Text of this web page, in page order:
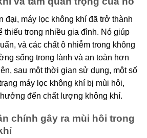
đại, máy lọc không khí đã trở thành
thiếu trong nhiều gia đình. Nó giúp
và các chất ô nhiễm trong không
sống trong lành và an toàn hơn
sau một thời gian sử dụng, một số
máy lọc không khí bị mùi hôi,
đến chất lượng không khí.
chính gây ra mùi hôi trong